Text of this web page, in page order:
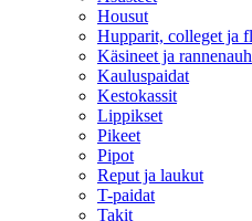
Housut
Hupparit, colleget ja
Käsineet ja
Kauluspaidat
Kestokassit
Lippikset
Pikeet
Pipot
Reput ja laukut
T-paidat
Takit